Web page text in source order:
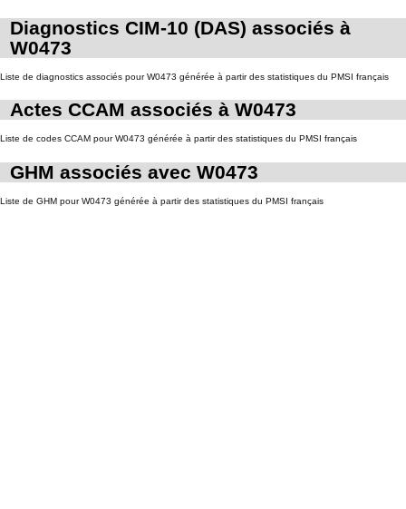
Diagnostics CIM-10 (DAS) associés à
W0473
Liste de diagnostics associés pour W0473 générée à partir des statistiques du PMSI français
Actes CCAM associés à W0473
Liste de codes CCAM pour W0473 générée à partir des statistiques du PMSI français
GHM associés avec W0473
Liste de GHM pour W0473 générée à partir des statistiques du PMSI français